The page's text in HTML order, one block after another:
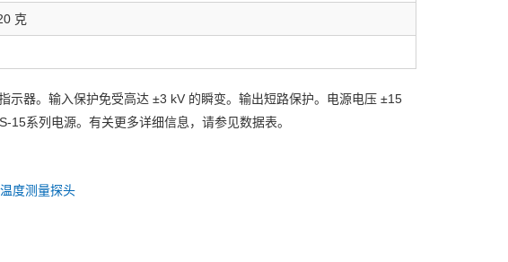
克
示器。输入保护免受高达 ±3 kV 的瞬变。输出短路保护。电源电压 ±15
系列电源。有关更多详细信息，请参见数据表。
度测量探头